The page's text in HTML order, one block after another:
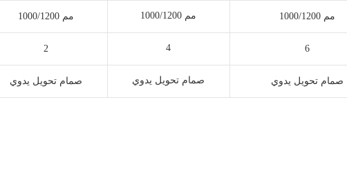
1000/1200 مم 1000/1200 مم 1000/1200 مم
2 4 6
صمام تحويل يدوي صمام تحويل يدوي صمام تحويل يدوي